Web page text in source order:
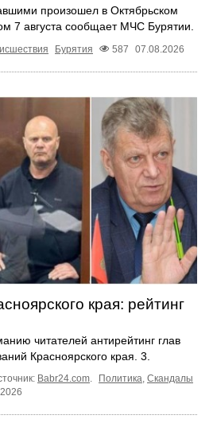
произошел в Октябрьском
7 августа сообщает МЧС Бурятии.
Бурятия 587 07.08.2026
края: рейтинг
читателей антирейтинг глав
Красноярского края. 3.
Babr24.com. Политика, Скандалы